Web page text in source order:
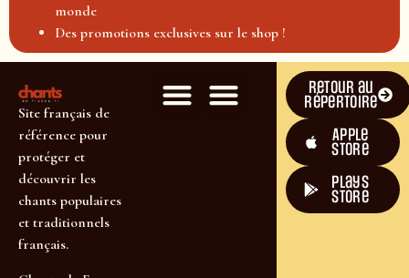
monde
Des promotions exclusives sur le shop !
Site français de
référence pour
protéger et
découvrir les
chants populaires
et traditionnels
français.
Retour au
répertoire
Apple
Store
plays
store